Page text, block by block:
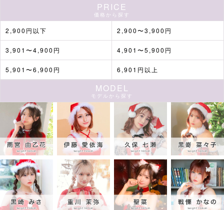
PRICE
価格から探す
2,900円以下 2,900〜3,900円
3,901〜4,900円 4,901〜5,900円
5,901〜6,900円 6,901円以上
MODEL
モデルから探す